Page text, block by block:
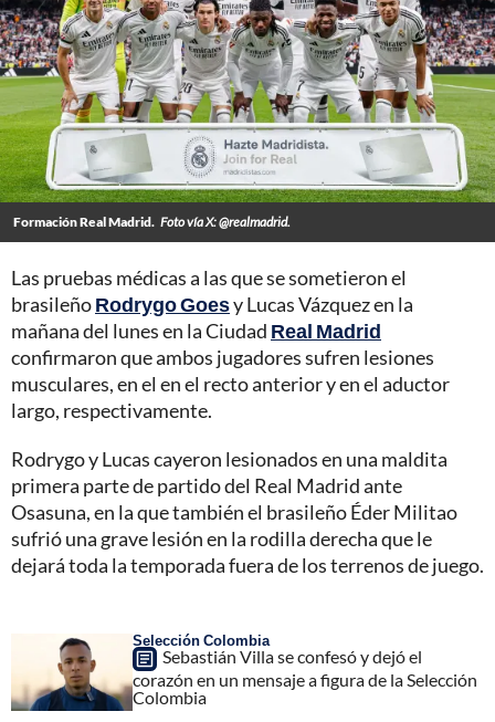
Formación Real Madrid. Foto vía X: @realmadrid.
Las pruebas médicas a las que se sometieron el
brasileñoRodrygo Goesy Lucas Vázquez en la
mañana del lunes en la Ciudad Real Madrid
confirmaron que ambos jugadores sufren lesiones
musculares, en el en el recto anterior y en el aductor
largo, respectivamente.
Rodrygo y Lucas cayeron lesionados en una maldita
primera parte de partido del Real Madrid ante
Osasuna, en la que también el brasileño Éder Militao
sufrió una grave lesión en la rodilla derecha que le
dejará toda la temporada fuera de los terrenos de juego.
Selección Colombia
Sebastián Villa se confesó y dejó el
corazón en un mensaje a figura de la Selección
Colombia